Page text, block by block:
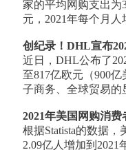
家的平均网购支出为
元，2021年每个月人
创纪录！DHL宣布
近日，DHL公布了
至817亿欧元（900
子商务、全球贸易的
2021年美国网购消费
根据Statista的数据
2.09亿人增加到2021